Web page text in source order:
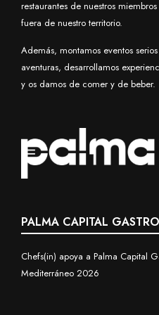
restaurantes de nuestros
fuera de nuestro territorio.
Además, montamos eventos
aventuras, desarrollamos
y os damos de comer y de beber.
PALMA CAPITAL
Chefs(in) apoya a Palma Capital
Mediterráneo 2026